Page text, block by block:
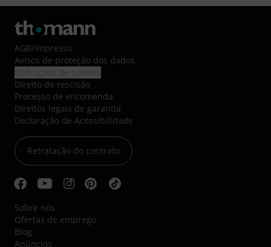
AGB/Impresso
Avisos de proteção dos dados
Direito de rescisão
Processo de encomenda
Direitos legais de garantia
Declaração de Acessibilidade
Retratação do contrato
Sobre nós
Ofertas de emprego
Blog
Anúncios